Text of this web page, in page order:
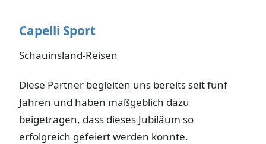
Capelli Sport
Schauinsland-Reisen
Diese Partner begleiten uns bereits seit fünf
Jahren und haben maßgeblich dazu
beigetragen, dass dieses Jubiläum so
erfolgreich gefeiert werden konnte.